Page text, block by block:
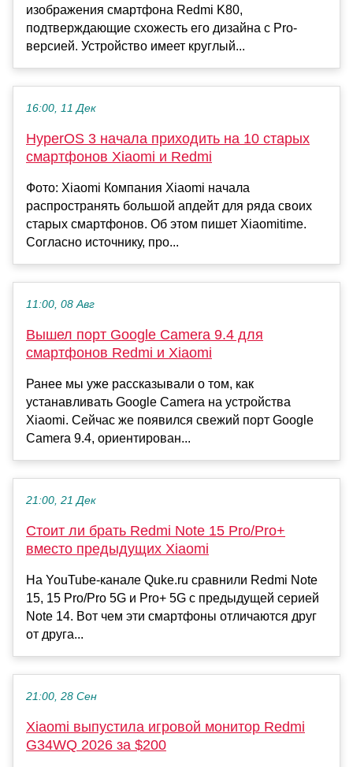
изображения смартфона Redmi K80,
подтверждающие схожесть его дизайна с Pro-
версией. Устройство имеет круглый...
16:00, 11 Дек
HyperOS 3 начала приходить на 10 старых
смартфонов Xiaomi и Redmi
Фото: Xiaomi Компания Xiaomi начала
распространять большой апдейт для ряда своих
старых смартфонов. Об этом пишет Xiaomitime.
Согласно источнику, про...
11:00, 08 Авг
Вышел порт Google Camera 9.4 для
смартфонов Redmi и Xiaomi
Ранее мы уже рассказывали о том, как
устанавливать Google Camera на устройства
Xiaomi. Сейчас же появился свежий порт Google
Camera 9.4, ориентирован...
21:00, 21 Дек
Стоит ли брать Redmi Note 15 Pro/Pro+
вместо предыдущих Xiaomi
На YouTube-канале Quke.ru сравнили Redmi Note
15, 15 Pro/Pro 5G и Pro+ 5G с предыдущей серией
Note 14. Вот чем эти смартфоны отличаются друг
от друга...
21:00, 28 Сен
Xiaomi выпустила игровой монитор Redmi
G34WQ 2026 за $200